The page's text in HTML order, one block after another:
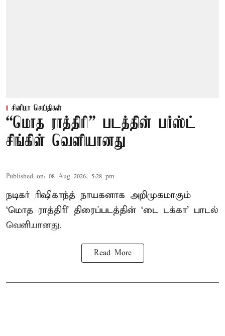
சினிமா செய்திகள்
“மொத ராத்திரி” படத்தின் பர்ஸ்ட்
சிங்கிள் வெளியானது
Published on: 08 Aug 2026, 5:28 pm
நடிகர் ரிஷிகாந்த் நாயகனாக அறிமுகமாகும்
‘மொத ராத்திரி’ திரைப்படத்தின் ‘டை டக்கா’ பாடல்
வெளியானது.
Read More